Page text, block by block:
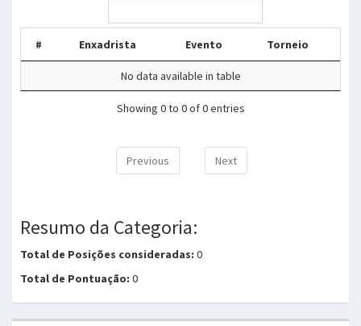
# Enxadrista Evento Torneio
No data available in table
Showing 0 to 0 of 0 entries
Previous Next
Resumo da Categoria:
Total de Posições consideradas: 0
Total de Pontuação: 0